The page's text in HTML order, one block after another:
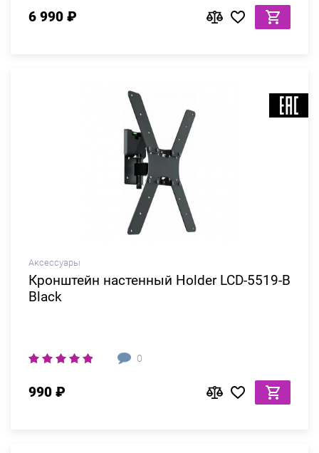
6 990 ₽
Аксессуары
Кронштейн настенный Holder LCD-5519-B
Black
0
990 ₽